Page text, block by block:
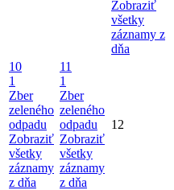
Zobraziť
všetky
záznamy z
dňa
10
1
Zber
zeleného
odpadu
Zobraziť
všetky
záznamy
z dňa
11
1
Zber
zeleného
odpadu
Zobraziť
všetky
záznamy
z dňa
12